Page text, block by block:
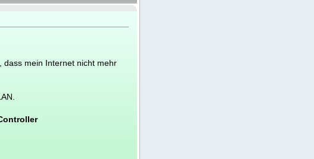
dass mein Internet nicht mehr